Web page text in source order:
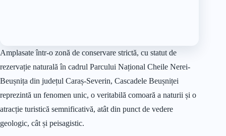
Amplasate într-o zonă de conservare strictă, cu statut de
rezervație naturală în cadrul Parcului Național Cheile Nerei-
Beușnița din județul Caraș-Severin, Cascadele Beușniței
reprezintă un fenomen unic, o veritabilă comoară a naturii și o
atracție turistică semnificativă, atât din punct de vedere
geologic, cât și peisagistic.